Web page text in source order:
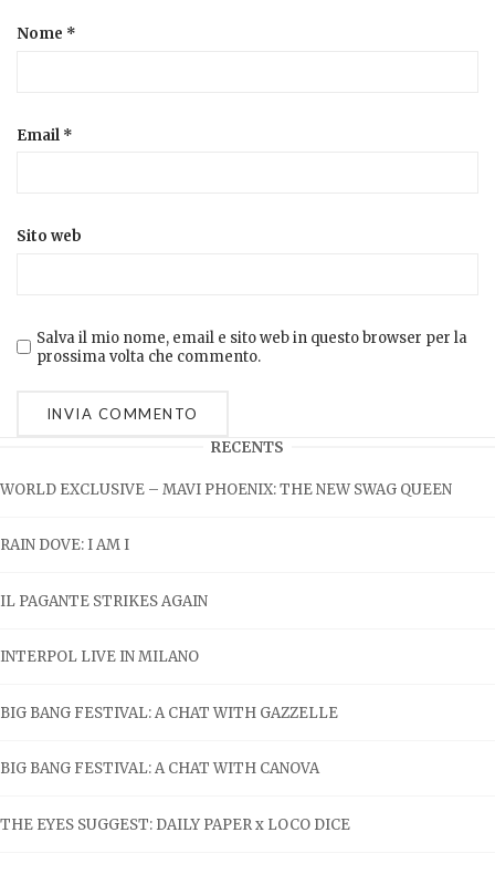
Nome *
Email *
Sito web
Salva il mio nome, email e sito web in questo browser per la
prossima volta che commento.
RECENTS
WORLD EXCLUSIVE – MAVI PHOENIX: THE NEW SWAG QUEEN
RAIN DOVE: I AM I
IL PAGANTE STRIKES AGAIN
INTERPOL LIVE IN MILANO
BIG BANG FESTIVAL: A CHAT WITH GAZZELLE
BIG BANG FESTIVAL: A CHAT WITH CANOVA
THE EYES SUGGEST: DAILY PAPER x LOCO DICE